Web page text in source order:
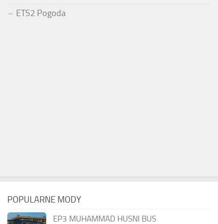
ETS2 Pogoda
POPULARNE MODY
EP3 MUHAMMAD HUSNI BUS